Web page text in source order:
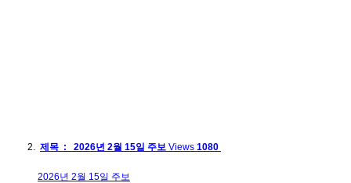
제목 : 2026년 2월 15일 주보 Views 1080
2026년 2월 15일 주보